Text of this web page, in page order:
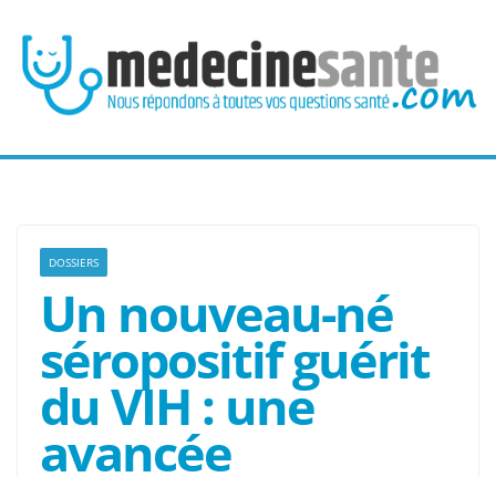
contenu
DOSSIERS
Un nouveau-né
séropositif guérit
du VIH : une
avancée